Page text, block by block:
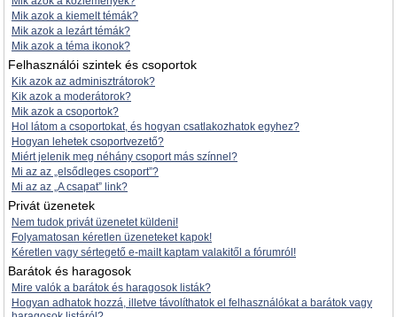
Mik azok a kiemelt témák?
Mik azok a lezárt témák?
Mik azok a téma ikonok?
Felhasználói szintek és csoportok
Kik azok az adminisztrátorok?
Kik azok a moderátorok?
Mik azok a csoportok?
Hol látom a csoportokat, és hogyan csatlakozhatok egyhez?
Hogyan lehetek csoportvezető?
Miért jelenik meg néhány csoport más színnel?
Mi az az „elsődleges csoport”?
Mi az az „A csapat” link?
Privát üzenetek
Nem tudok privát üzenetet küldeni!
Folyamatosan kéretlen üzeneteket kapok!
Kéretlen vagy sértegető e-mailt kaptam valakitől a fórumról!
Barátok és haragosok
Mire valók a barátok és haragosok listák?
Hogyan adhatok hozzá, illetve távolíthatok el felhasználókat a barátok vagy